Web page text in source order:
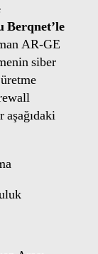
Berqnet’le
AR-GE
siber
aşağıdaki